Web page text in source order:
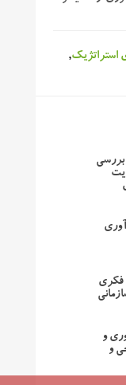
استراتژیک,
بررسی
فکری
و
و